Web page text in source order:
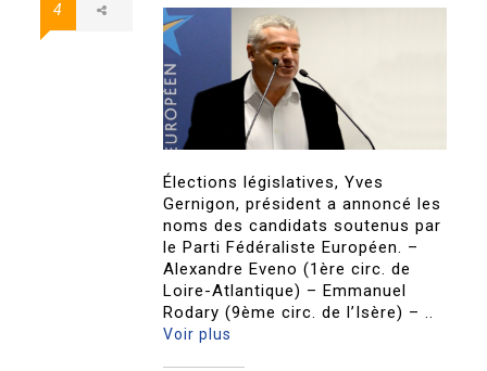
4
Élections législatives, Yves
Gernigon, président a annoncé les
noms des candidats soutenus par
le Parti Fédéraliste Européen. –
Alexandre Eveno (1ère circ. de
Loire-Atlantique) – Emmanuel
Rodary (9ème circ. de l’Isère) – ..
Voir plus